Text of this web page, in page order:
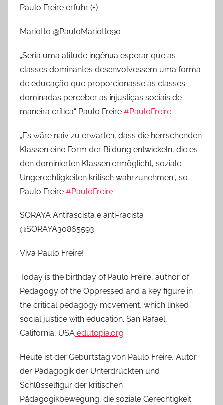
Paulo Freire erfuhr (+)
Mariotto @PauloMariotto90
„Seria uma atitude ingênua esperar que as
classes dominantes desenvolvessem uma forma
de educação que proporcionasse às classes
dominadas perceber as injustiças sociais de
maneira crítica“ Paulo Freire #PauloFreire
„Es wäre naiv zu erwarten, dass die herrschenden
Klassen eine Form der Bildung entwickeln, die es
den dominierten Klassen ermöglicht, soziale
Ungerechtigkeiten kritisch wahrzunehmen“, so
Paulo Freire #PauloFreire
SORAYA Antifascista e anti-racista
@SORAYA30865593
Viva Paulo Freire!
Today is the birthday of Paulo Freire, author of
Pedagogy of the Oppressed and a key figure in
the critical pedagogy movement, which linked
social justice with education. San Rafael,
California, USA edutopia.org
Heute ist der Geburtstag von Paulo Freire, Autor
der Pädagogik der Unterdrückten und
Schlüsselfigur der kritischen
Pädagogikbewegung, die soziale Gerechtigkeit